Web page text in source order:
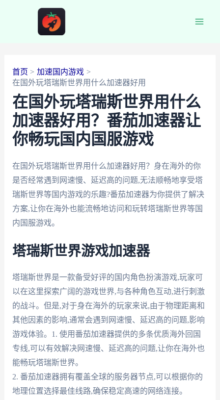
首页
加速国内游戏
在国外玩塔瑞斯世界用什么加速器好用
在国外玩塔瑞斯世界用什么
加速器好用？番茄加速器让
你畅玩国内国服游戏
在国外玩塔瑞斯世界用什么加速器好用？身在海外的你
是否经常遇到网速慢、延迟高的问题,无法顺畅地享受塔
瑞斯世界等国内游戏的乐趣?番茄加速器为你提供了解决
方案,让你在海外也能流畅地访问和玩转塔瑞斯世界等国
内国服游戏。
塔瑞斯世界游戏加速器
塔瑞斯世界是一款备受好评的国内角色扮演游戏,玩家可
以在这里探索广阔的游戏世界,与各种角色互动,进行刺激
的战斗。但是,对于身在海外的玩家来说,由于物理距离和
其他因素的影响,通常会遇到网速慢、延迟高的问题,影响
游戏体验。1. 使用番茄加速器提供的多条优质海外回国
专线,可以有效解决网速慢、延迟高的问题,让你在海外也
能畅玩塔瑞斯世界。
2. 番茄加速器拥有覆盖全球的服务器节点,可以根据你的
地理位置选择最佳线路,确保稳定高速的网络连接。